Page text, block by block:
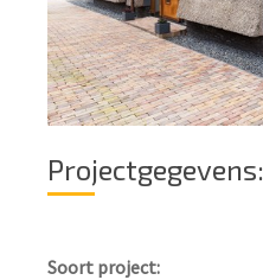
Projectgegevens:
Soort project: